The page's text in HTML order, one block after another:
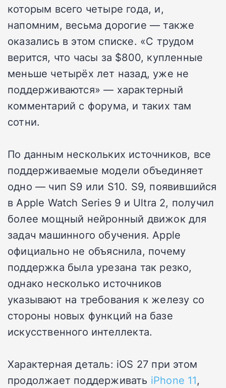
которым всего четыре года, и,
напомним, весьма дорогие — также
оказались в этом списке. «С трудом
верится, что часы за $800, купленные
меньше четырёх лет назад, уже не
поддерживаются» — характерный
комментарий с форума, и таких там
сотни.
По данным нескольких источников, все
поддерживаемые модели объединяет
одно — чип S9 или S10. S9, появившийся
в Apple Watch Series 9 и Ultra 2, получил
более мощный нейронный движок для
задач машинного обучения. Apple
официально не объяснила, почему
поддержка была урезана так резко,
однако несколько источников
указывают на требования к железу со
стороны новых функций на базе
искусственного интеллекта.
Характерная деталь: iOS 27 при этом
продолжает поддерживать iPhone 11,